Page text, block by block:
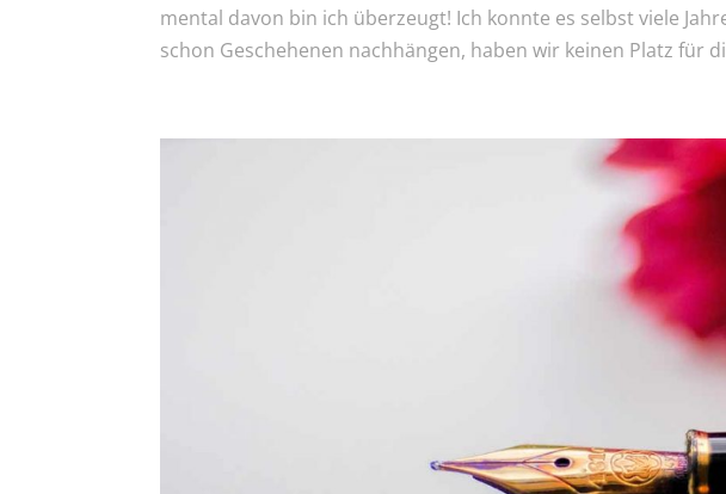
mental davon bin ich überzeugt! Ich konnte es selbst viele
schon Geschehenen nachhängen, haben wir keinen Platz für